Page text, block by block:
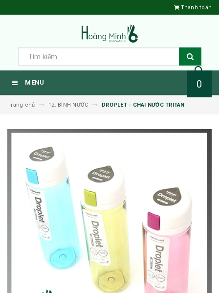
Thanh toán
MENU 0
Trang chủ 12. BÌNH NƯỚC DROPLET - CHAI NƯỚC TRITAN